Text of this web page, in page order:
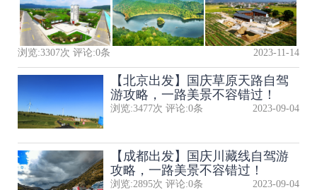
浏览:3307次 评论:0条 2023-11-14
【北京出发】国庆草原天路自驾
游攻略，一路美景不容错过！
浏览:3477次 评论:0条 2023-09-04
【成都出发】国庆川藏线自驾游
攻略，一路美景不容错过！
浏览:2895次 评论:0条 2023-09-04